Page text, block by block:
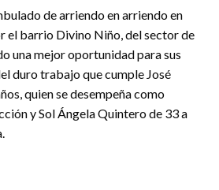
de arriendo en arriendo en
el barrio Divino Niño, del sector de
una mejor oportunidad para sus
duro trabajo que cumple José
quien se desempeña como
y Sol Ángela Quintero de 33 a